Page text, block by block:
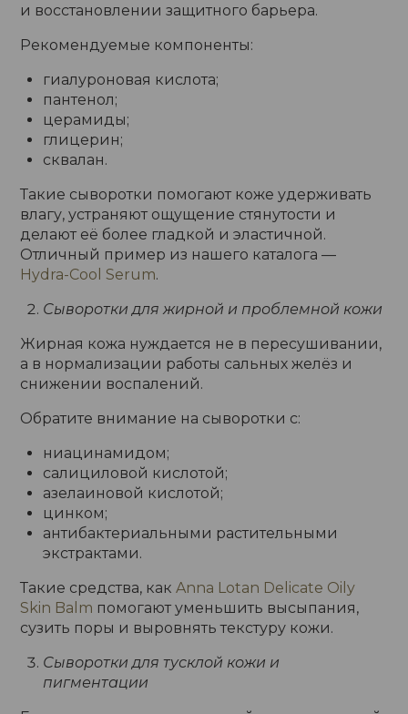
и восстановлении защитного барьера.
Рекомендуемые компоненты:
гиалуроновая кислота;
пантенол;
церамиды;
глицерин;
сквалан.
Такие сыворотки помогают коже удерживать
влагу, устраняют ощущение стянутости и
делают её более гладкой и эластичной.
Отличный пример из нашего каталога —
Hydra-Cool Serum.
Сыворотки для жирной и проблемной кожи
Жирная кожа нуждается не в пересушивании,
а в нормализации работы сальных желёз и
снижении воспалений.
Обратите внимание на сыворотки с:
ниацинамидом;
салициловой кислотой;
азелаиновой кислотой;
цинком;
антибактериальными растительными
экстрактами.
Такие средства, какAnna Lotan Delicate Oily
Skin Balm помогают уменьшить высыпания,
сузить поры и выровнять текстуру кожи.
Сыворотки для тусклой кожи и
пигментации